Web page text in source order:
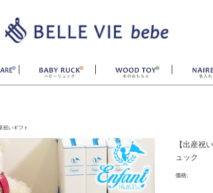
祝いギフト
【出産祝
ュック
価格: